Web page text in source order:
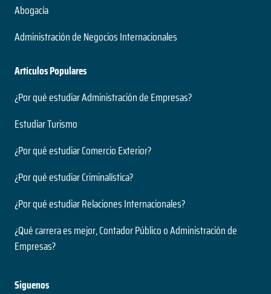
Abogacía
Administración de Negocios Internacionales
Artículos Populares
¿Por qué estudiar Administración de Empresas?
Estudiar Turismo
¿Por qué estudiar Comercio Exterior?
¿Por qué estudiar Criminalística?
¿Por qué estudiar Relaciones Internacionales?
¿Qué carrera es mejor, Contador Público o Administración de
Empresas?
Siguenos